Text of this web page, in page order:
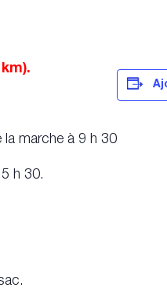
la marche à 9 h 30
h 30.